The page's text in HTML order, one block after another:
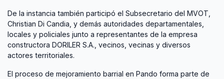
De la instancia también participó el Subsecretario del MVOT,
Christian Di Candia, y demás autoridades departamentales,
locales y policiales junto a representantes de la empresa
constructora DORILER S.A., vecinos, vecinas y diversos
actores territoriales.
El proceso de mejoramiento barrial en Pando forma parte de